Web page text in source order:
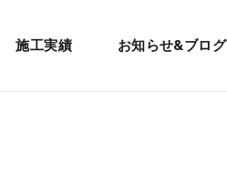
施工実績 お知らせ&ブログ